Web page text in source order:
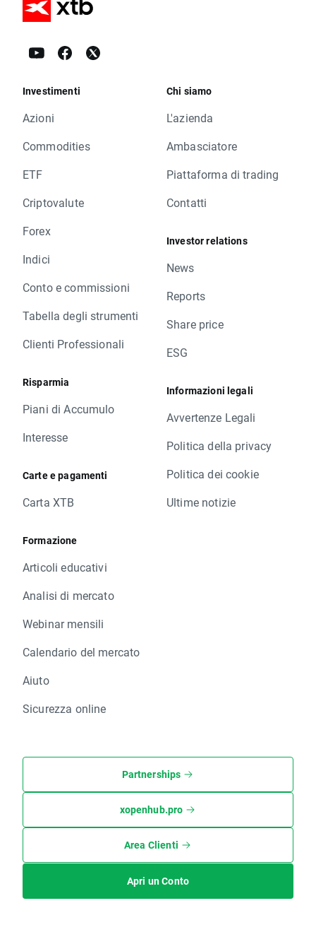
Investimenti
Azioni
Commodities
ETF
Criptovalute
Forex
Indici
Conto e commissioni
Tabella degli strumenti
Clienti Professionali
Risparmia
Piani di Accumulo
Interesse
Carte e pagamenti
Carta XTB
Formazione
Articoli educativi
Analisi di mercato
Webinar mensili
Calendario del mercato
Aiuto
Sicurezza online
Chi siamo
L'azienda
Ambasciatore
Piattaforma di trading
Contatti
Investor relations
News
Reports
Share price
ESG
Informazioni legali
Avvertenze Legali
Politica della privacy
Politica dei cookie
Ultime notizie
Partnerships
xopenhub.pro
Area Clienti
Apri un Conto